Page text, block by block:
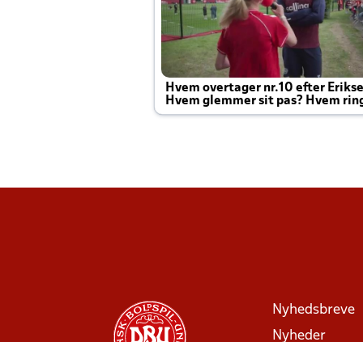
Hvem overtager nr.10 efter
Hvem glemmer sit pas? Hvem
Joachim altid til efter kampe?
Nyhedsbreve
Nyheder